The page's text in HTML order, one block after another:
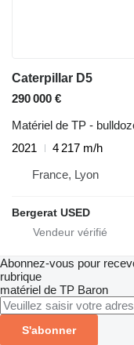
Caterpillar D5
290 000 €
Matériel de TP -
2021
4 217 m/h
France, Lyon
Bergerat USED
Abonnez-vous pour
rubrique
matériel de TP Baron
S'abonner